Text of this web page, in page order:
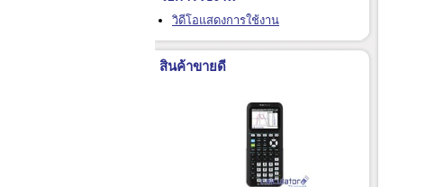
วิดีโอแสดงการใช้งาน
สินค้าขายดี